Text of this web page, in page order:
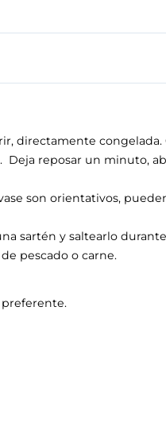
directamente
reposar un minuto,
son orientativos,
sartén y saltearlo
pescado o carne.
preferente.